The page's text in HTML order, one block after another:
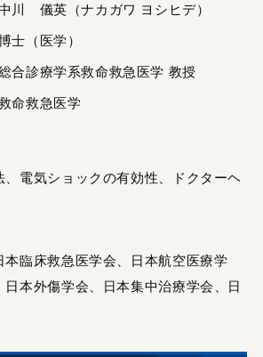
川 儀英（ナカガワ ヨシヒデ）
士（医学）
合診療学系救命救急医学 教授
命救急医学
、電気ショックの有効性、ドクターヘ
本臨床救急医学会、日本航空医療学
本外傷学会、日本集中治療学会、日